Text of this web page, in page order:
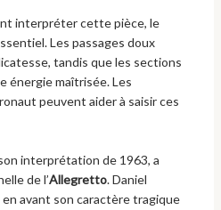
interpréter cette pièce, le
Les passages doux
tandis que les sections
énergie maîtrisée. Les
peuvent aider à saisir ces
interprétation de 1963, a
de l’Allegretto. Daniel
avant son caractère tragique